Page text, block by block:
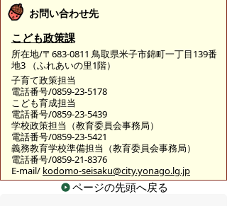
お問い合わせ先
こども政策課
所在地/〒683-0811 鳥取県米子市錦町一丁目139番
地3 （ふれあいの里1階）
子育て政策担当
電話番号/0859-23-5178
こども育成担当
電話番号/0859-23-5439
学校政策担当（教育委員会事務局）
電話番号/0859-23-5421
義務教育学校準備担当（教育委員会事務局）
電話番号/0859-21-8376
E-mail/ kodomo-seisaku@city.yonago.lg.jp
ページの先頭へ戻る